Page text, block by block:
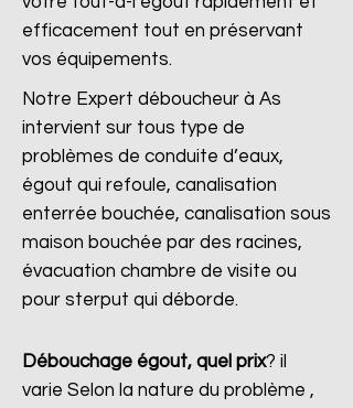
efficacement tout en préservant
vos équipements.
Notre Expert déboucheur à As
intervient sur tous type de
problèmes de conduite d’eaux,
égout qui refoule, canalisation
enterrée bouchée, canalisation sous
maison bouchée par des racines,
évacuation chambre de visite ou
pour sterput qui déborde.
Débouchage égout, quel prix? il
varie Selon la nature du problème ,